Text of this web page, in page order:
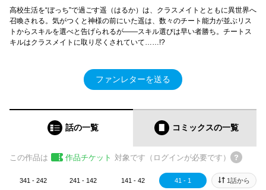
高校生活を“ぼっち”で過ごす遥（はるか）は、クラスメイトとともに異世界へ
召喚される。気がつくと神様の前にいた遥は、数々のチート能力が並ぶリス
トからスキルを選べと告げられるが――スキル選びは早い者勝ち。チートス
キルはクラスメイトに取り尽くされていて……!?
ファンレターを送る
話の一覧 コミックスの一覧
この作品は 作品チケット 対象です（ログインが必要です）
341 - 242 241 - 142 141 - 42 41 - 1 1話から